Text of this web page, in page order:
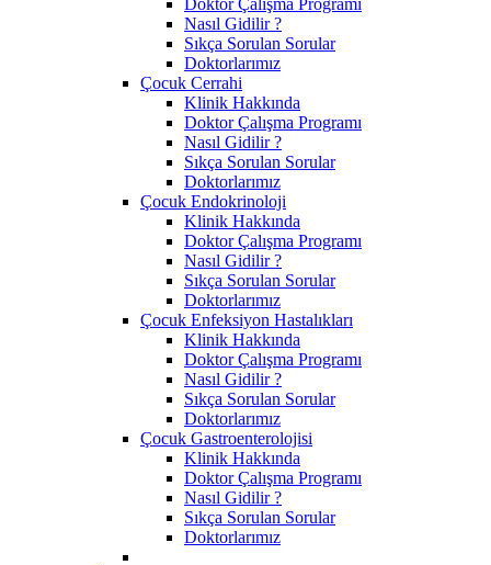
Nasıl Gidilir ?
Sıkça Sorulan Sorular
Doktorlarımız
Çocuk Cerrahi
Klinik Hakkında
Doktor Çalışma Programı
Nasıl Gidilir ?
Sıkça Sorulan Sorular
Doktorlarımız
Çocuk Endokrinoloji
Klinik Hakkında
Doktor Çalışma Programı
Nasıl Gidilir ?
Sıkça Sorulan Sorular
Doktorlarımız
Çocuk Enfeksiyon Hastalıkları
Klinik Hakkında
Doktor Çalışma Programı
Nasıl Gidilir ?
Sıkça Sorulan Sorular
Doktorlarımız
Çocuk Gastroenterolojisi
Klinik Hakkında
Doktor Çalışma Programı
Nasıl Gidilir ?
Sıkça Sorulan Sorular
Doktorlarımız